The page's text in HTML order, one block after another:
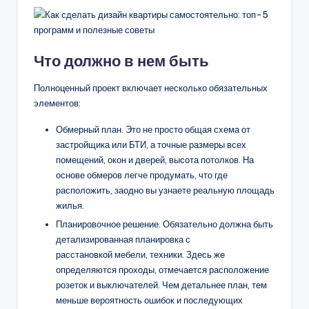
Что должно в нем быть
Полноценный проект включает несколько обязательных
элементов:
Обмерный план. Это не просто общая схема от
застройщика или БТИ, а точные размеры всех
помещений, окон и дверей, высота потолков. На
основе обмеров легче продумать, что где
расположить, заодно вы узнаете реальную площадь
жилья.
Планировочное решение. Обязательно должна быть
детализированная планировка с
расстановкой мебели, техники. Здесь же
определяются проходы, отмечается расположение
розеток и выключателей. Чем детальнее план, тем
меньше вероятность ошибок и последующих